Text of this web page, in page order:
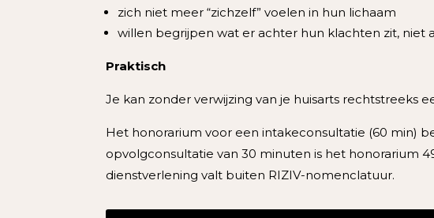
zich niet meer “zichzelf” voelen in hun lichaam
willen begrijpen wat er achter hun klachten zit, niet
Praktisch
Je kan zonder verwijzing van je huisarts rechtstreeks
Het honorarium voor een intakeconsultatie (60 min)
opvolgconsultatie van 30 minuten is het honorarium
dienstverlening valt buiten RIZIV-nomenclatuur.